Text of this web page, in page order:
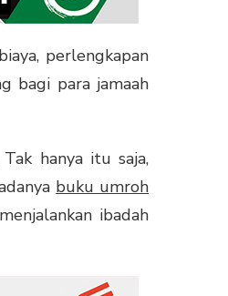
perlengkapan
bagi para jamaah
hanya itu saja,
buku umroh
ibadah